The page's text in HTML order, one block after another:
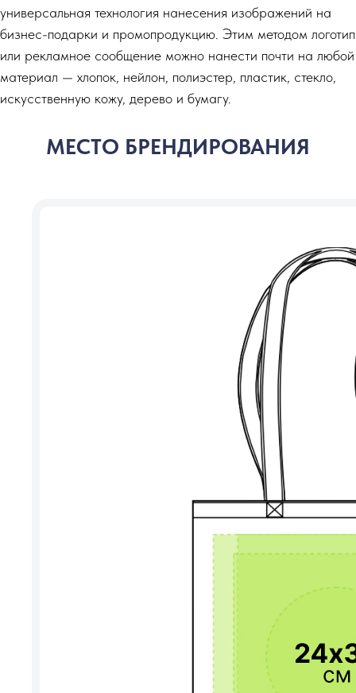
универсальная технология нанесения изображений на
бизнес-подарки и промопродукцию. Этим методом логотип
или рекламное сообщение можно нанести почти на любой
материал — хлопок, нейлон, полиэстер, пластик, стекло,
искусственную кожу, дерево и бумагу.
МЕСТО БРЕНДИРОВАНИЯ